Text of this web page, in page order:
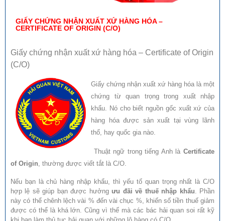
GIẤY CHỨNG NHẬN XUẤT XỨ HÀNG HÓA –
CERTIFICATE OF ORIGIN (C/O)
Giấy chứng nhận xuất xứ hàng hóa – Certificate of Origin
(C/O)
Giấy chứng nhận xuất xứ hàng hóa là một
chứng từ quan trọng trong xuất nhập
khẩu. Nó cho biết nguồn gốc xuất xứ của
hàng hóa được sản xuất tại vùng lãnh
thổ, hay quốc gia nào.
Thuật ngữ trong tiếng Anh làCertificate
of Origin, thường được viết tắt là C/O.
Nếu bạn là chủ hàng nhập khẩu, thì yếu tố quan trọng nhất là C/O
hợp lệ sẽ giúp bạn được hưởngưu đãi về thuế nhập khẩu . Phần
này có thể chênh lệch vài % đến vài chục %, khiến số tiền thuế giảm
được có thể là khá lớn. Cũng vì thế mà các bác hải quan soi rất kỹ